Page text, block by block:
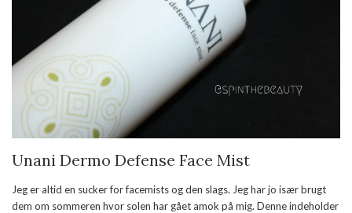
Unani Dermo Defense Face Mist
Jeg er altid en sucker for facemists og den slags. Jeg har jo især brugt
dem om sommeren hvor solen har gået amok på mig. Denne indeholder